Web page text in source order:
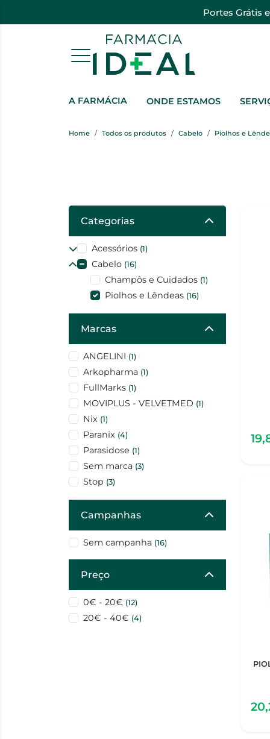
Portes Grátis
A FARMÁCIA ONDE ESTAMOS
Home Todos os produtos Cabelo Piolhos e
Categorias
Acessórios (1)
Cabelo (16)
Champôs e Cuidados (1)
Piolhos e Lêndeas (16)
Marcas
ANGELINI (1)
Arkopharma (1)
FullMarks (1)
MOVIPLUS - VELVETMED (1)
Nix (1)
Paranix (4)
Parasidose (1)
Sem marca (3)
Stop (3)
Campanhas
Sem campanha (16)
Preço
0€ - 20€ (12)
20€ - 40€ (4)